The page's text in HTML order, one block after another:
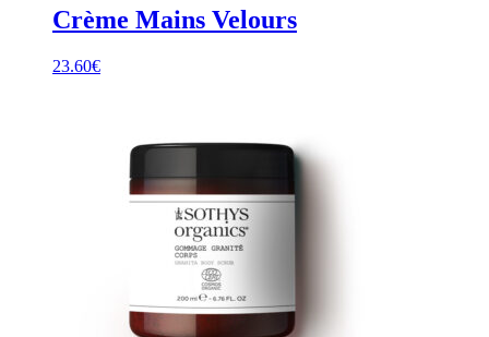
Crème Mains Velours
23.60€